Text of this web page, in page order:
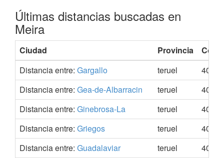
Últimas distancias buscadas en
Meira
Ciudad Provincia
Distancia entre: Gargallo teruel
Distancia entre: Gea-de-Albarracin teruel
Distancia entre: Ginebrosa-La teruel
Distancia entre: Griegos teruel
Distancia entre: Guadalaviar teruel